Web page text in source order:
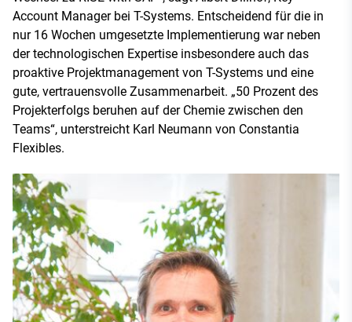
Account Manager bei T-Systems. Entscheidend für die in
nur 16 Wochen umgesetzte Implementierung war neben
der technologischen Expertise insbesondere auch das
proaktive Projektmanagement von T-Systems und eine
gute, vertrauensvolle Zusammenarbeit. „50 Prozent des
Projekterfolgs beruhen auf der Chemie zwischen den
Teams“, unterstreicht Karl Neumann von Constantia
Flexibles.